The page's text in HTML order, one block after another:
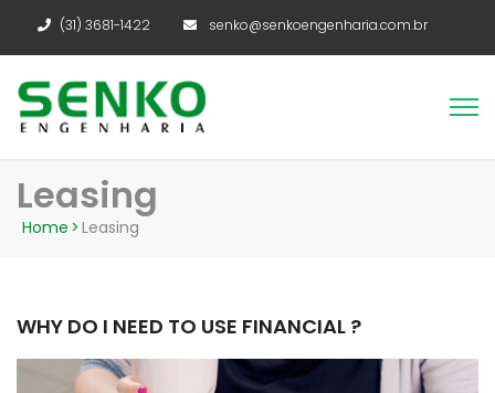
(31) 3681-1422 senko@senkoengenharia.com.br
Leasing
Home >Leasing
WHY DO I NEED TO USE FINANCIAL ?